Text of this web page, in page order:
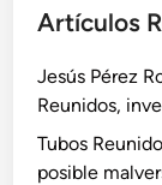
Artículos
Jesús Pérez
Reunidos,
Tubos
posible